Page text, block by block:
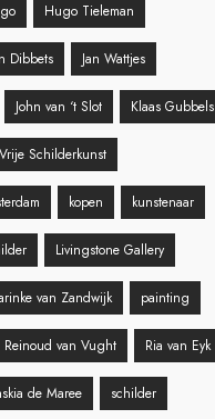
Hugo Tieleman
Dibbets Jan Wattjes
John van ‘t Slot Klaas Gubbels
Schilderkunst
kopen kunstenaar
Livingstone Gallery
van Zandwijk painting
Reinoud van Vught Ria van Eyk
de Maree schilder